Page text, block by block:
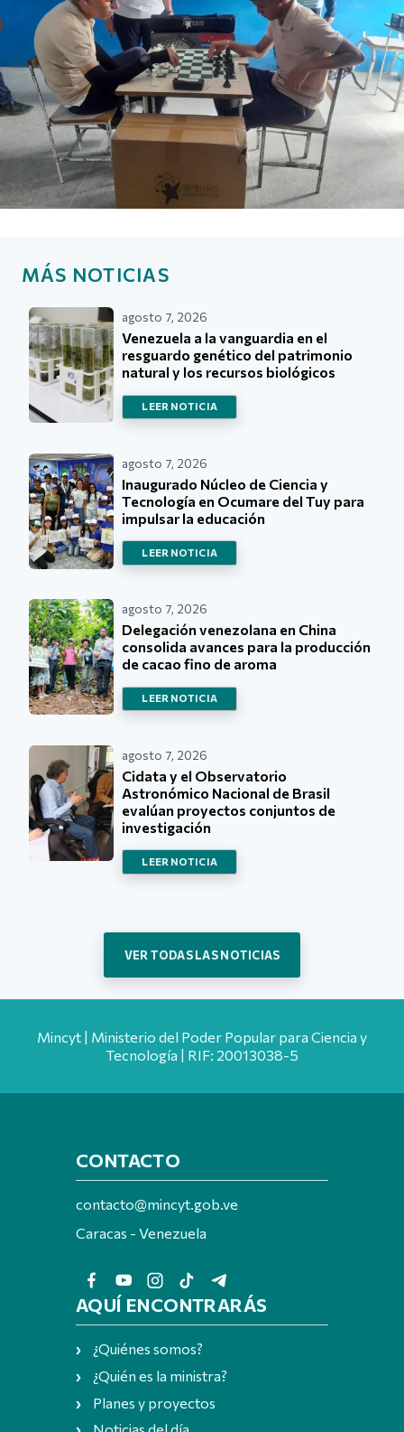
MÁS NOTICIAS
agosto 7, 2026
Venezuela a la vanguardia en el
resguardo genético del patrimonio
natural y los recursos biológicos
LEER NOTICIA
agosto 7, 2026
Inaugurado Núcleo de Ciencia y
Tecnología en Ocumare del Tuy para
impulsar la educación
LEER NOTICIA
agosto 7, 2026
Delegación venezolana en China
consolida avances para la producción
de cacao fino de aroma
LEER NOTICIA
agosto 7, 2026
Cidata y el Observatorio
Astronómico Nacional de Brasil
evalúan proyectos conjuntos de
investigación
LEER NOTICIA
VER TODAS LAS NOTICIAS
Mincyt | Ministerio del Poder Popular para Ciencia y
Tecnología | RIF: 20013038-5
CONTACTO
contacto@mincyt.gob.ve
Caracas - Venezuela
AQUÍ ENCONTRARÁS
¿Quiénes somos?
¿Quién es la ministra?
Planes y proyectos